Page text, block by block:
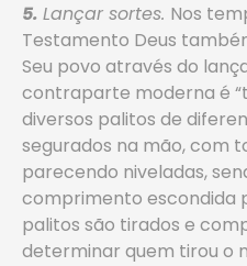
5. Lançar sortes. Nos
Testamento Deus
Seu povo através do
contraparte moderna é
diversos palitos de
segurados na mão, com
parecendo niveladas,
comprimento escondida
palitos são tirados e
determinar quem tirou o